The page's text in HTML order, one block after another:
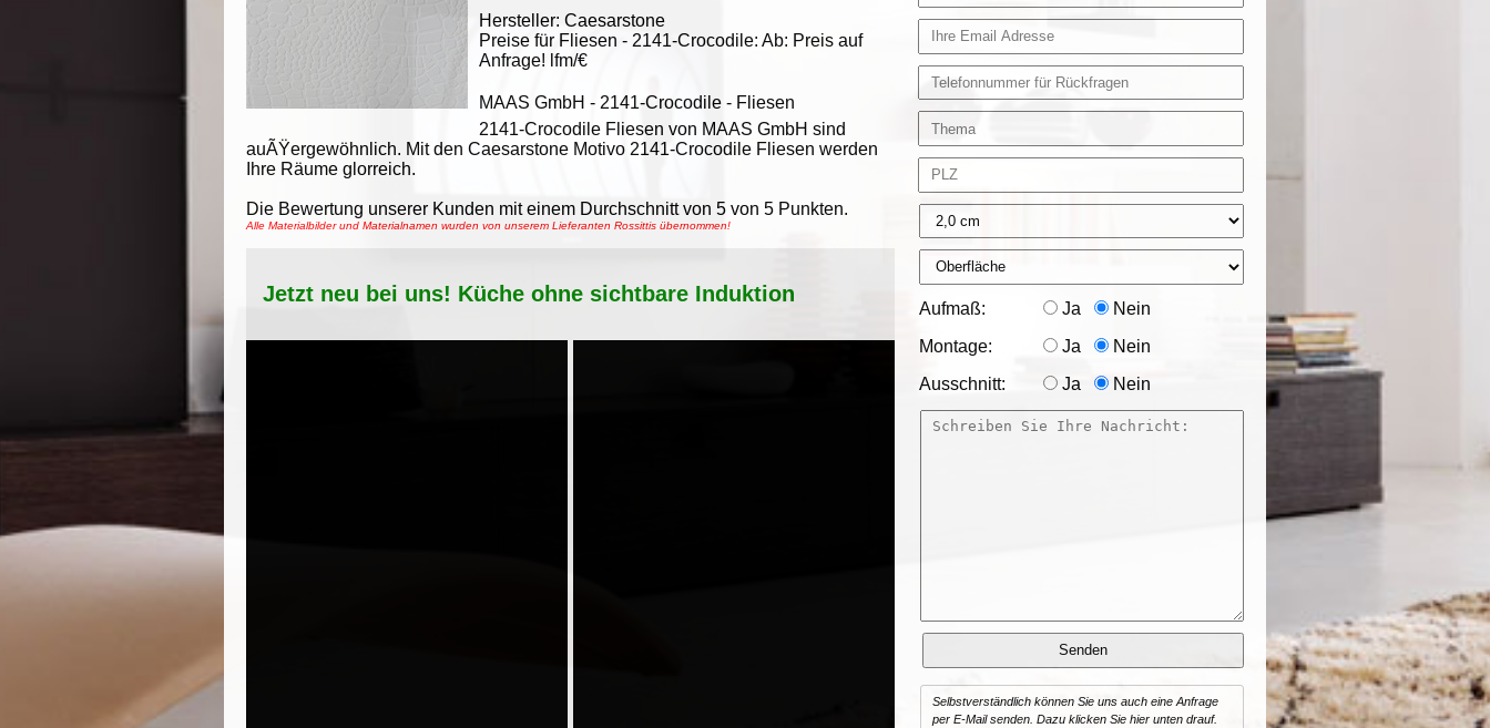
Hersteller: Caesarstone
Preise für Fliesen - 2141-Crocodile: Ab: Preis auf
Anfrage! lfm/€
MAAS GmbH - 2141-Crocodile - Fliesen
2141-Crocodile Fliesen von MAAS GmbH sind
auÃŸergewöhnlich. Mit den Caesarstone Motivo 2141-Crocodile Fliesen werden
Ihre Räume glorreich.
Die Bewertung unserer Kunden mit einem Durchschnitt von 5 von 5 Punkten.
Alle Materialbilder und Materialnamen wurden von unserem Lieferanten Rossittis übernommen!
Jetzt neu bei uns! Küche ohne sichtbare Induktion
Aufmaß: Ja Nein
Montage: Ja Nein
Ausschnitt: Ja Nein
Selbstverständlich können Sie uns auch eine Anfrage
per E-Mail senden. Dazu klicken Sie hier unten drauf.